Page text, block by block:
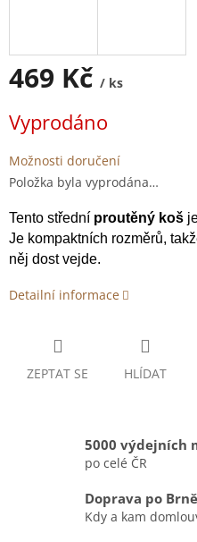
469 Kč / ks
cena:
Vyprodáno
Možnosti doručení
Položka byla vyprodána…
Tento střední proutěný koš
Je kompaktních rozměrů,
něj dost vejde.
Detailní informace
ZEPTAT SE HLÍDAT
5000 výdejních
po celé ČR
Doprava po Brně
Kdy a kam